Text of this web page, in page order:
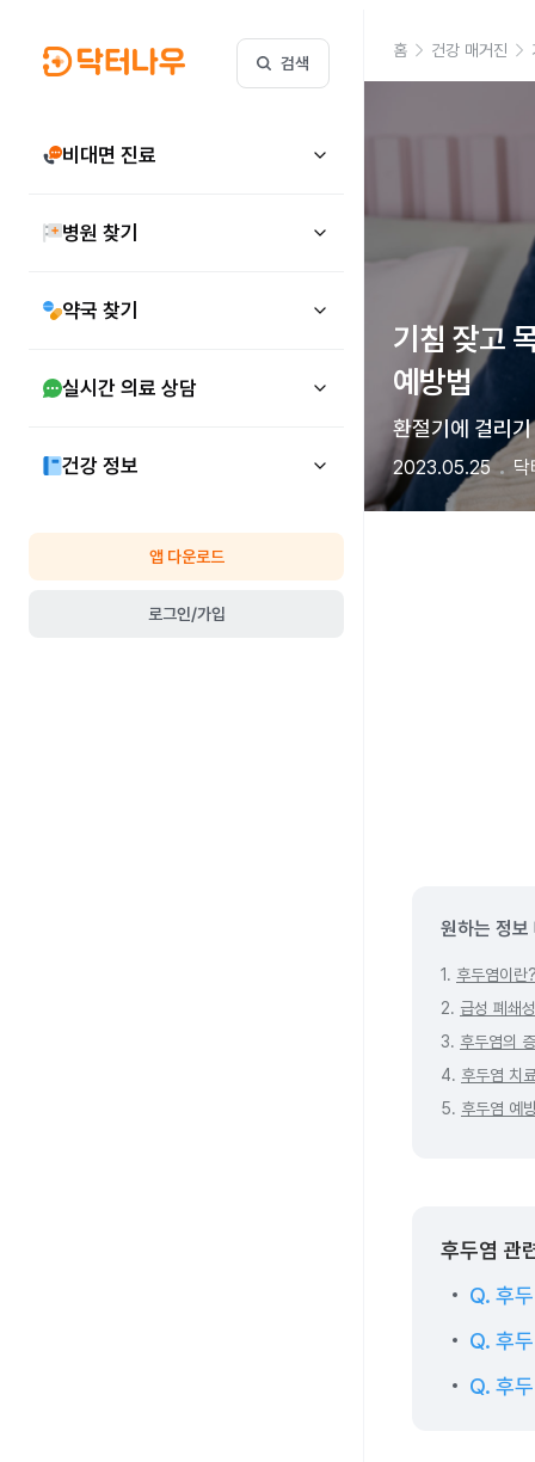
검색
비대면 진료
병원 찾기
약국 찾기
실시간 의료 상담
건강 정보
앱 다운로드
로그인/가입
홈 건강 매거진
기침 잦고
예방법
환절기에 걸리
2023.05.25
원하는 정보
1. 후두염이란
2. 급성 폐쇄
3. 후두염의
4. 후두염 치
5. 후두염 예
후두염 관
Q. 후
Q. 후
Q. 후